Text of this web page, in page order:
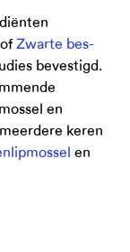
ofZwarte bes-
bevestigd.
en
keren
en